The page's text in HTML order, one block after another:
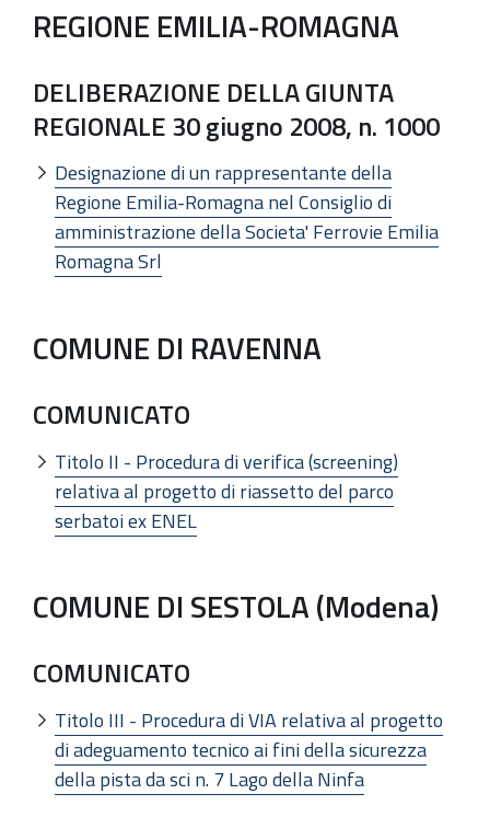
REGIONE EMILIA-ROMAGNA
DELIBERAZIONE DELLA GIUNTA
REGIONALE 30 giugno 2008, n. 1000
Designazione di un rappresentante della
Regione Emilia-Romagna nel Consiglio di
amministrazione della Societa' Ferrovie Emilia
Romagna Srl
COMUNE DI RAVENNA
COMUNICATO
Titolo II - Procedura di verifica (screening)
relativa al progetto di riassetto del parco
serbatoi ex ENEL
COMUNE DI SESTOLA (Modena)
COMUNICATO
Titolo III - Procedura di VIA relativa al progetto
di adeguamento tecnico ai fini della sicurezza
della pista da sci n. 7 Lago della Ninfa